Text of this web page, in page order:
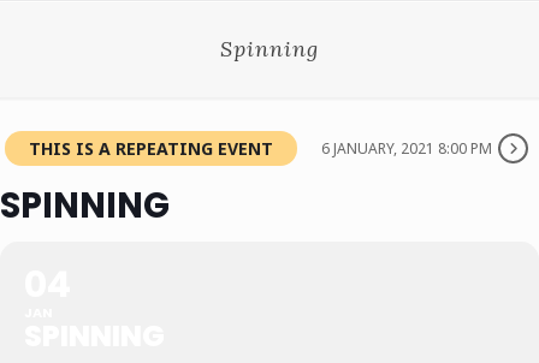
Spinning
THIS IS A REPEATING EVENT 6 JANUARY, 2021 8:00 PM
SPINNING